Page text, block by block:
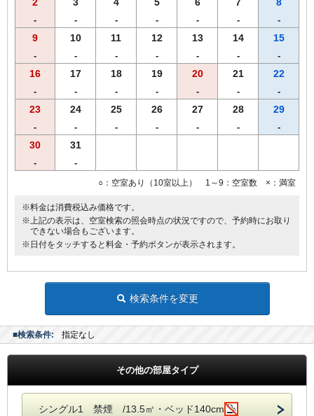
2
-
3
-
4
-
5
-
6
-
7
-
8
-
9
-
10
-
11
-
12
-
13
-
14
-
15
-
16
-
17
-
18
-
19
-
20
-
21
-
22
-
23
-
24
-
25
-
26
-
27
-
28
-
29
-
30
-
31
-
○：空室あり（10室以上） 1～9：空室数 ×：満室
※料金は消費税込み価格です。
※上記の表示は、空室検索の照会時点の状況ですので、予約時にお取り
できない場合もございます。
※日付をタッチすると料金・予約ボタンが表示されます。
検索条件を変更
■検索条件: 指定なし
その他の部屋タイプ
シングル1 禁煙 /13.5㎡・ベッド140cm